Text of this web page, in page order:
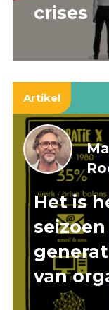
crises
Artikel
Het is
van